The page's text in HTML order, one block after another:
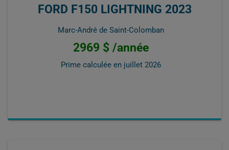
FORD F150 LIGHTNING 2023
Marc-André de Saint-Colomban
2969 $ /année
Prime calculée en juillet 2026